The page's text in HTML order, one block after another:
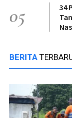
05
34
BERITA